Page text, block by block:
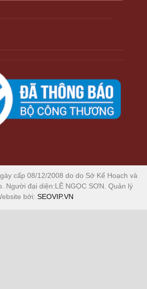
cấp 08/12/2008 do do Sở Kế Hoạch và
Người đại diện:LÊ NGỌC SƠN. Quản lý
bởi: SEOVIP.VN